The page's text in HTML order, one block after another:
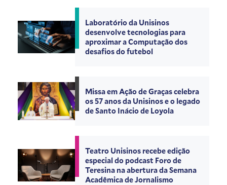
Laboratório da Unisinos
desenvolve tecnologias para
aproximar a Computação dos
desafios do futebol
Missa em Ação de Graças celebra
os 57 anos da Unisinos e o legado
de Santo Inácio de Loyola
Teatro Unisinos recebe edição
especial do podcast Foro de
Teresina na abertura da Semana
Acadêmica de Jornalismo